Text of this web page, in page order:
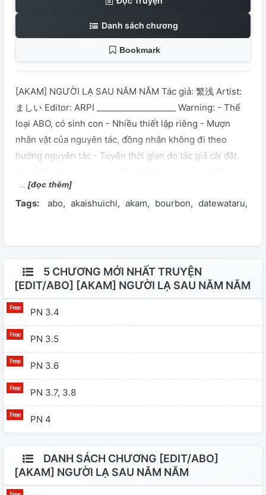
Danh sách chương
Bookmark
[AKAM] NGƯỜI LẠ SAU NĂM NĂM Tác giả: 繁浅 Artist:
ましい Editor: ARPI ___________________ Warning: - Thể
loại ABO, có sinh con - Nhiều thiết lập riêng - Mượn
nhân vật của nguyên tác, đồng nhân không đi theo
hướng nguyên tác - Tuyến thời gian do tác giả cài đặt,
__________________ SUMMARY: Sau 5 năm kể từ khi Akai
Shuichi hi sinh vì nhiệm vụ, Furuya Rei và con trai tình
[đọc thêm]
Tags: abo akaishuichi akam bourbon datewataru
5 CHƯƠNG MỚI NHẤT TRUYỆN
[EDIT/ABO] [AKAM] NGƯỜI LẠ SAU NĂM NĂM
PN 3.4
PN 3.5
PN 3.6
PN 3.7, 3.8
PN 4
DANH SÁCH CHƯƠNG [EDIT/ABO]
[AKAM] NGƯỜI LẠ SAU NĂM NĂM